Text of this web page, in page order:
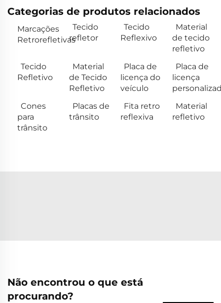
Categorias de produtos relacionados
Marcações
Retrorefletivas
Tecido
refletor
Tecido
Reflexivo
Material
de tecido
refletivo
Tecido
Refletivo
Material
de Tecido
Refletivo
Placa de
licença do
veículo
Placa de
licença
Cones
para
trânsito
Placas de
trânsito
Fita retro
reflexiva
Material
refletivo
Não encontrou o que está
procurando?